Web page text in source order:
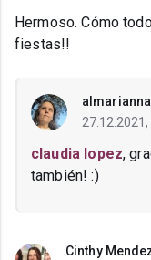
Hermoso. Cómo
fiestas!!
almarianna
27.12.2021,
claudia lopez,
también! :)
Cinthy